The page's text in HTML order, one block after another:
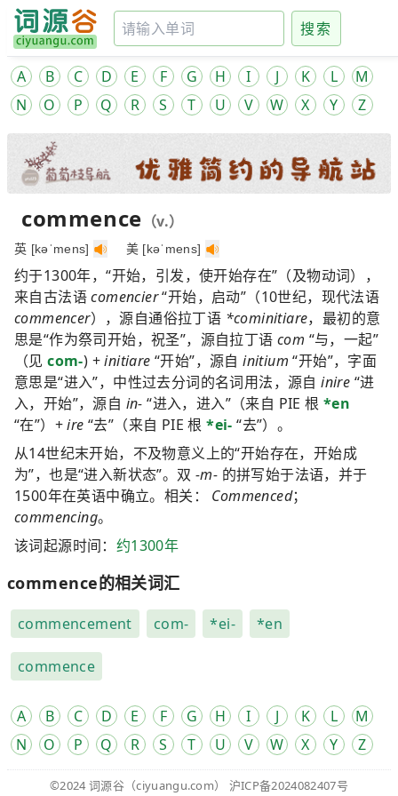
搜索
A B C D E F G H I J K L
M
N
O P Q R S T U V W X Y Z
commence （v.）
英 [kəˈmens] 美 [kəˈmens]
约于1300年，“开始，引发，使开始存在”（及物动词），
来自古法语comencier“开始，启动”（10世纪，现代法语
commencer），源自通俗拉丁语 *cominitiare，最初的意
思是“作为祭司开始，祝圣”，源自拉丁语 com “与，一起”
（见com-) +initiare “开始”，源自initium “开始”，字面
意思是“进入”，中性过去分词的名词用法，源自inire “进
入，开始”，源自 in- “进入，进入”（来自 PIE 根*en
“在”）+ire “去”（来自 PIE 根*ei- “去”）。
从14世纪末开始，不及物意义上的“开始存在，开始成
为”，也是“进入新状态”。双 -m- 的拼写始于法语，并于
1500年在英语中确立。相关： Commenced；
commencing。
该词起源时间： 约1300年
commence的相关词汇
commencement com- *ei- *en
commence
A B C D E F G H I J K L
M
N
O P Q R S T U V W X Y Z
©2024 词源谷 （ciyuangu.com） 沪ICP备2024082407号